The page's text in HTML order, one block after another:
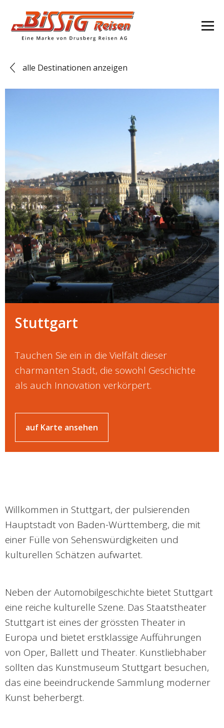
alle Destinationen anzeigen
Stuttgart
Tauchen Sie ein in die Vielfalt dieser
charmanten Stadt, die sowohl Geschichte
als auch Innovation verkörpert.
auf Karte ansehen
Willkommen in Stuttgart, der pulsierenden
Hauptstadt von Baden-Württemberg, die mit
einer Fülle von Sehenswürdigkeiten und
kulturellen Schätzen aufwartet.
Neben der Automobilgeschichte bietet Stuttgart
eine reiche kulturelle Szene. Das Staatstheater
Stuttgart ist eines der grössten Theater in
Europa und bietet erstklassige Aufführungen
von Oper, Ballett und Theater. Kunstliebhaber
sollten das Kunstmuseum Stuttgart besuchen,
das eine beeindruckende Sammlung moderner
Kunst beherbergt.